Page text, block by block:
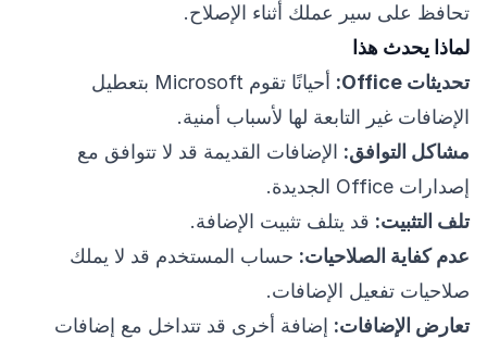
تحافظ على سير عملك أثناء الإصلاح.
لماذا يحدث هذا
تحديثات Office:
أحيانًا تقوم Microsoft بتعطيل
الإضافات غير التابعة لها لأسباب أمنية.
مشاكل التوافق: الإضافات القديمة قد لا تتوافق مع
إصدارات Office الجديدة.
تلف التثبيت: قد يتلف تثبيت الإضافة.
عدم كفاية الصلاحيات: حساب المستخدم قد لا يملك
صلاحيات تفعيل الإضافات.
تعارض الإضافات: إضافة أخرى قد تتداخل مع إضافات